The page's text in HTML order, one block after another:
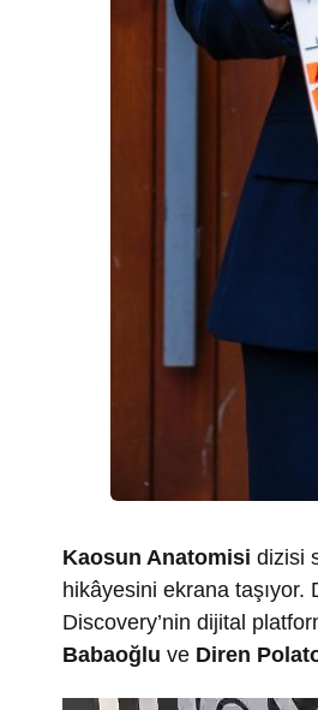
Kaosun Anatomisi dizisi
hikâyesini ekrana taşıyor.
Discovery’nin dijital
Babaoğlu ve Diren